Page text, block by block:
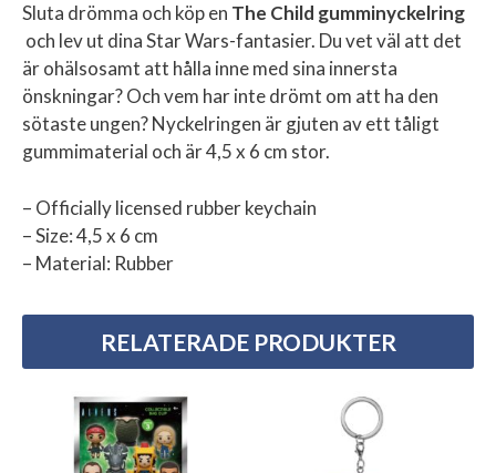
Sluta drömma och köp en The Child gumminyckelring
och lev ut dina Star Wars-fantasier. Du vet väl att det
är ohälsosamt att hålla inne med sina innersta
önskningar? Och vem har inte drömt om att ha den
sötaste ungen? Nyckelringen är gjuten av ett tåligt
gummimaterial och är 4,5 x 6 cm stor.
– Officially licensed rubber keychain
– Size: 4,5 x 6 cm
– Material: Rubber
RELATERADE PRODUKTER